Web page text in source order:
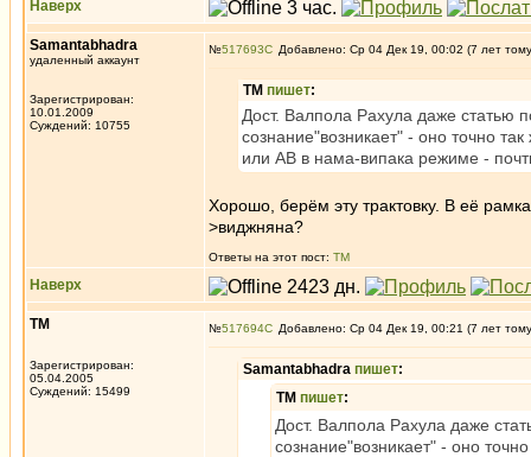
Наверх
Samantabhadra
удаленный аккаунт
Зарегистрирован:
10.01.2009
Суждений: 10755
№517693 Добавлено: Ср 04 Дек 19, 00:02 (7 лет
ТМ пишет:
Дост. Валпола Рахула даже статью
сознание"возникает" - оно точно
или АВ в нама-випака режиме -
Хорошо, берём эту трактовку. В её
>виджняна?
Ответы на этот пост: ТМ
Наверх
ТМ
Зарегистрирован:
05.04.2005
Суждений: 15499
№517694 Добавлено: Ср 04 Дек 19, 00:21 (7 лет
Samantabhadra пишет:
ТМ пишет:
Дост. Валпола Рахула даже
сознание"возникает" - оно